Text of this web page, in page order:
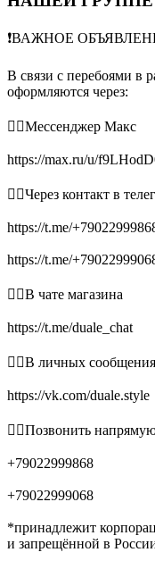
❗️ВАЖНОЕ
В связи с перебоями в
оформляются через:
👉🏻Мессенджер Макс
https://max.ru/u/
👉🏻Через контакт в
https://t.me/
https://t.me/
👉🏻В чате магазина
https://t.me/duale_chat
👉🏻В личных
https://vk.com/duale.style
👉🏻Позвонить
+79022999868
+79022999068
*принадлежит
и запрещённой в